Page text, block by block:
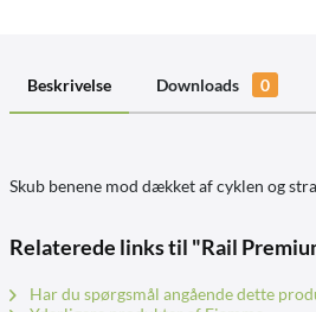
Beskrivelse Downloads 0
Skub benene mod dækket af cyklen og
Relaterede links til "Rail
Har du spørgsmål angående dette